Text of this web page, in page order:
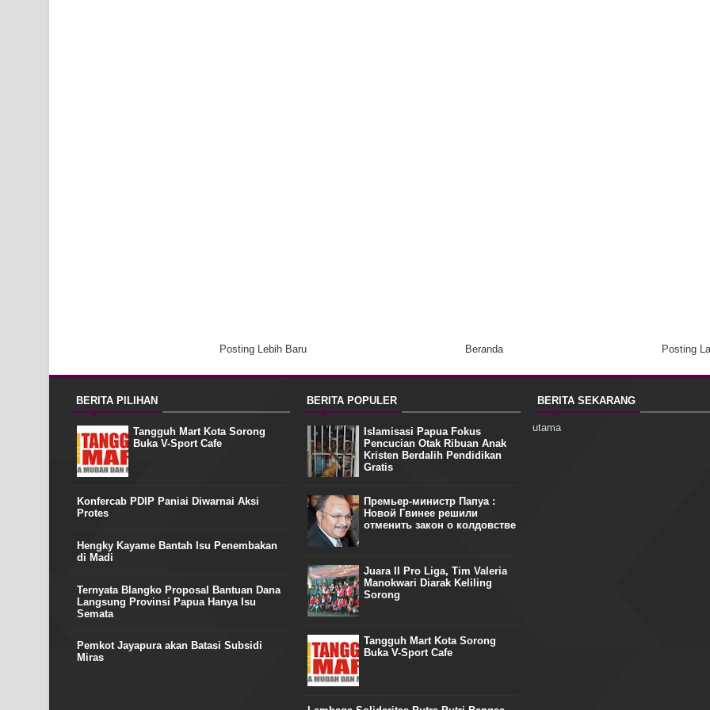
Posting Lebih Baru Posting
Beranda
BERITA PILIHAN
Tangguh Mart Kota Sorong
Buka V-Sport Cafe
Konfercab PDIP Paniai Diwarnai Aksi
Protes
Hengky Kayame Bantah Isu Penembakan
di Madi
Ternyata Blangko Proposal Bantuan Dana
Langsung Provinsi Papua Hanya Isu
Semata
Pemkot Jayapura akan Batasi Subsidi
Miras
BERITA POPULER
Islamisasi Papua Fokus
Pencucian Otak Ribuan Anak
Kristen Berdalih Pendidikan
Gratis
Премьер-министр Папуа :
Новой Гвинее решили
отменить закон о колдовстве
Juara II Pro Liga, Tim Valeria
Manokwari Diarak Keliling
Sorong
Tangguh Mart Kota Sorong
Buka V-Sport Cafe
BERITA SEKARANG
utama